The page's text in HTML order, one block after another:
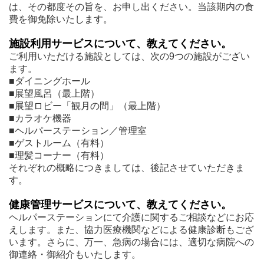
は、その都度その旨を、お申し出ください。当該期内の食
費を御免除いたします。
施設利用サービスについて、教えてください。
ご利用いただける施設としては、次の9つの施設がござい
ます。
■ダイニングホール
■展望風呂（最上階）
■展望ロビー「観月の間」（最上階）
■カラオケ機器
■ヘルパーステーション／管理室
■ゲストルーム（有料）
■理髪コーナー（有料）
それぞれの概略につきましては、後記させていただきま
す。
健康管理サービスについて、教えてください。
ヘルパーステーションにて介護に関するご相談などにお応
えします。また、協力医療機関などによる健康診断もござ
います。さらに、万一、急病の場合には、適切な病院への
御連絡・御紹介もいたします。